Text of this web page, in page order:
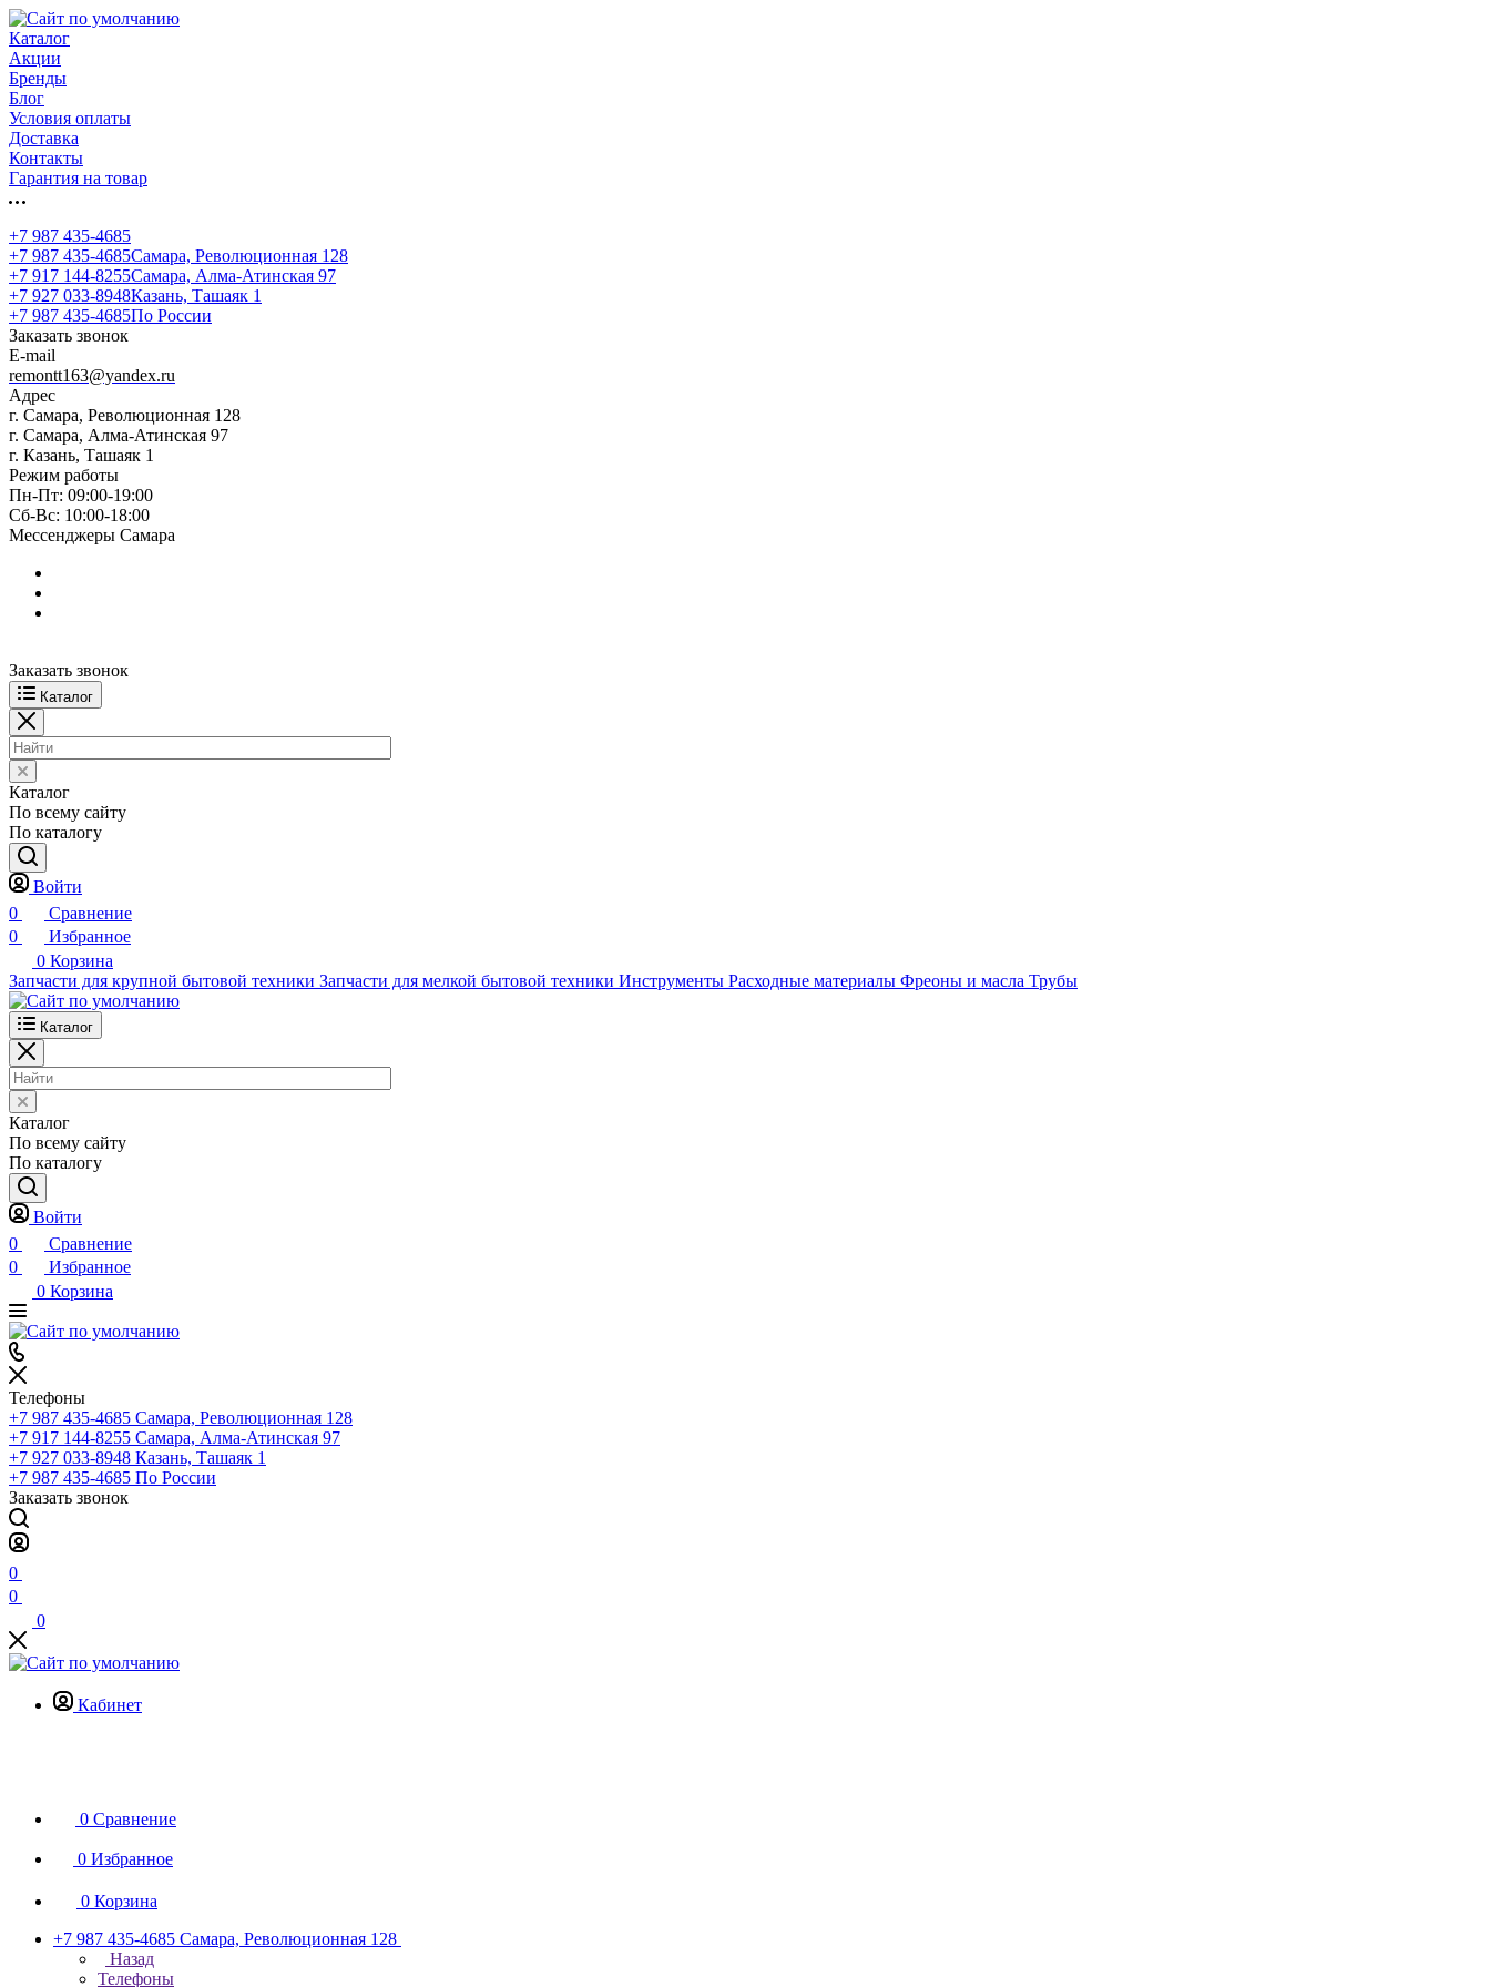
Каталог
Акции
Бренды
Блог
Условия оплаты
Доставка
Контакты
Гарантия на товар
+7 987 435-4685
+7 987 435-4685Самара, Революционная 128
+7 917 144-8255Самара, Алма-Атинская 97
+7 927 033-8948Казань, Ташаяк 1
+7 987 435-4685По России
Заказать звонок
E-mail
remontt163@yandex.ru
Адрес
г. Самара, Революционная 128
г. Самара, Алма-Атинская 97
г. Казань, Ташаяк 1
Режим работы
Пн-Пт: 09:00-19:00
Сб-Вс: 10:00-18:00
Мессенджеры Самара
Заказать звонок
Каталог
Каталог
По всему сайту
По каталогу
Войти
0
Сравнение
0
Избранное
0 Корзина
Запчасти для крупной бытовой техники Запчасти для мелкой бытовой техники Инструменты Расходные материалы Фреоны и масла Трубы
Каталог
Каталог
По всему сайту
По каталогу
Войти
0
Сравнение
0
Избранное
0 Корзина
Телефоны
+7 987 435-4685 Самара, Революционная 128
+7 917 144-8255 Самара, Алма-Атинская 97
+7 927 033-8948 Казань, Ташаяк 1
+7 987 435-4685 По России
Заказать звонок
0
0
0
Кабинет
0 Сравнение
0 Избранное
0 Корзина
+7 987 435-4685 Самара, Революционная 128
Назад
Телефоны